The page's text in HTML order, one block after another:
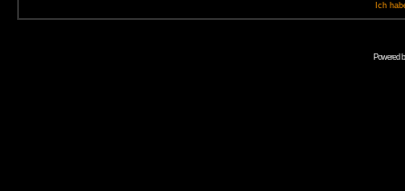
Ich
Powered